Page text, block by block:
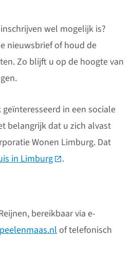
wel mogelijk is?
nieuwsbrief of houd de
Zo blijft u op de hoogte van
in een sociale
belangrijk dat u zich alvast
Wonen Limburg. Dat
in Limburg(Deze link gaat
.
bereikbaar via e-
peelenmaas.nlof telefonisch